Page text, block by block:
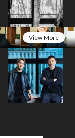
View More